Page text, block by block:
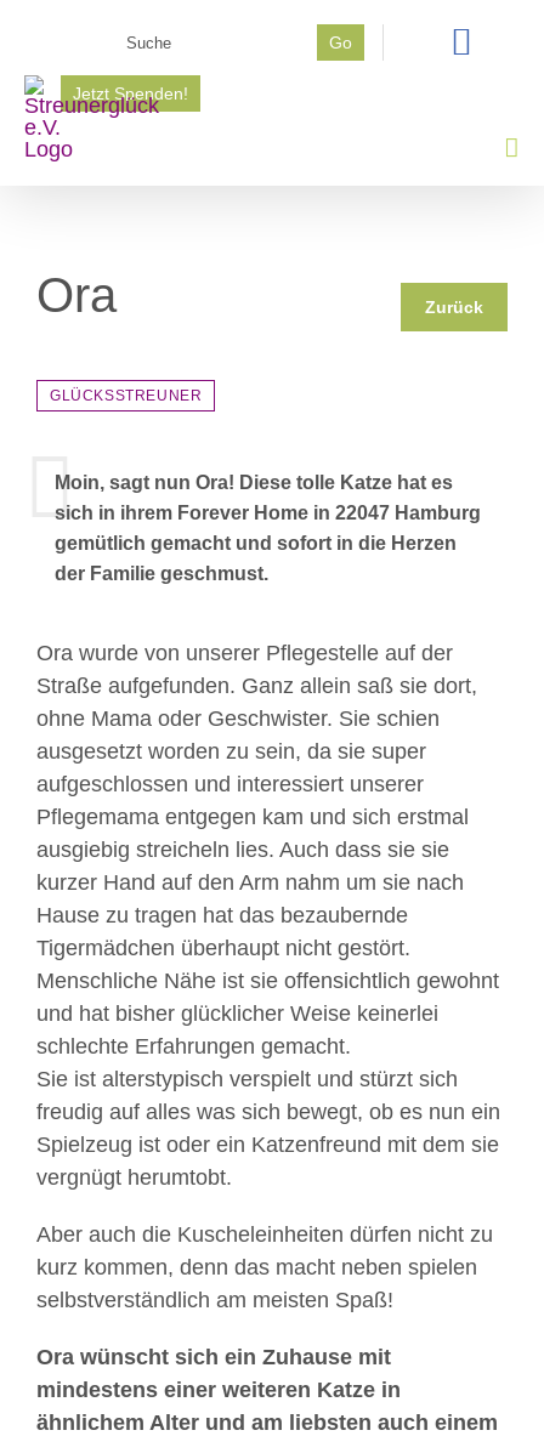
springen
Go
Jetzt Spenden!
Ora Zurück
GLÜCKSSTREUNER
Moin, sagt nun Ora! Diese tolle Katze hat es
sich in ihrem Forever Home in 22047 Hamburg
gemütlich gemacht und sofort in die Herzen
der Familie geschmust.
Ora wurde von unserer Pflegestelle auf der
Straße aufgefunden. Ganz allein saß sie dort,
ohne Mama oder Geschwister. Sie schien
ausgesetzt worden zu sein, da sie super
aufgeschlossen und interessiert unserer
Pflegemama entgegen kam und sich erstmal
ausgiebig streicheln lies. Auch dass sie sie
kurzer Hand auf den Arm nahm um sie nach
Hause zu tragen hat das bezaubernde
Tigermädchen überhaupt nicht gestört.
Menschliche Nähe ist sie offensichtlich gewohnt
und hat bisher glücklicher Weise keinerlei
schlechte Erfahrungen gemacht.
Sie ist alterstypisch verspielt und stürzt sich
freudig auf alles was sich bewegt, ob es nun ein
Spielzeug ist oder ein Katzenfreund mit dem sie
vergnügt herumtobt.
Aber auch die Kuscheleinheiten dürfen nicht zu
kurz kommen, denn das macht neben spielen
selbstverständlich am meisten Spaß!
Ora wünscht sich ein Zuhause mit
mindestens einer weiteren Katze in
ähnlichem Alter und am liebsten auch einem